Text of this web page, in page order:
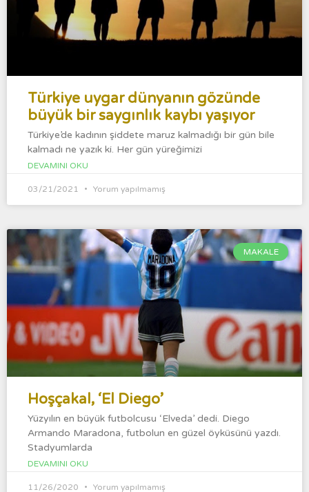
Türkiye uygar dünyanın gözünde
büyük bir saygınlık kaybı yaşıyor
Türkiye’de kadının şiddete maruz kalmadığı bir gün bile
kalmadı ne yazık ki. Her gün yüreğimizi
DEVAMINI OKU
03/21/2021 Yorum yapılmamış
MAKALE
Hoşçakal, ‘El Diego’
Yüzyılın en büyük futbolcusu ‘Elveda’ dedi. Diego
Armando Maradona, futbolun en güzel öyküsünü yazdı.
Stadyumlarda
DEVAMINI OKU
11/26/2020 Yorum yapılmamış